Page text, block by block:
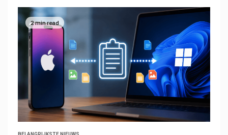
2 min read